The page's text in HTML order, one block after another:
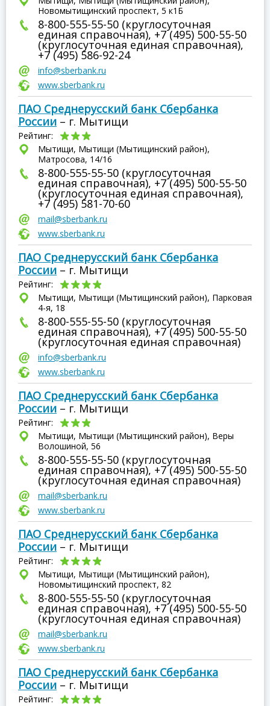
Новомытищинский проспект, 5 к1Б
8-800-555-55-50 (круглосуточная
единая справочная), +7 (495) 500-55-50
(круглосуточная единая справочная),
+7 (495) 586-92-24
info@sberbank.ru
www.sberbank.ru
ПАО Среднерусский банк Сбербанка
России – г. Мытищи
Рейтинг:
Мытищи, Мытищи (Мытищинский район),
Матросова, 14/16
8-800-555-55-50 (круглосуточная
единая справочная), +7 (495) 500-55-50
(круглосуточная единая справочная),
+7 (495) 581-70-60
mail@sberbank.ru
www.sberbank.ru
ПАО Среднерусский банк Сбербанка
России – г. Мытищи
Рейтинг:
Мытищи, Мытищи (Мытищинский район), Парковая
4-я, 18
8-800-555-55-50 (круглосуточная
единая справочная), +7 (495) 500-55-50
(круглосуточная единая справочная)
info@sberbank.ru
www.sberbank.ru
ПАО Среднерусский банк Сбербанка
России – г. Мытищи
Рейтинг:
Мытищи, Мытищи (Мытищинский район), Веры
Волошиной, 56
8-800-555-55-50 (круглосуточная
единая справочная), +7 (495) 500-55-50
(круглосуточная единая справочная)
mail@sberbank.ru
www.sberbank.ru
ПАО Среднерусский банк Сбербанка
России – г. Мытищи
Рейтинг:
Мытищи, Мытищи (Мытищинский район),
Новомытищинский проспект, 82
8-800-555-55-50 (круглосуточная
единая справочная), +7 (495) 500-55-50
(круглосуточная единая справочная)
mail@sberbank.ru
www.sberbank.ru
ПАО Среднерусский банк Сбербанка
России – г. Мытищи
Рейтинг: